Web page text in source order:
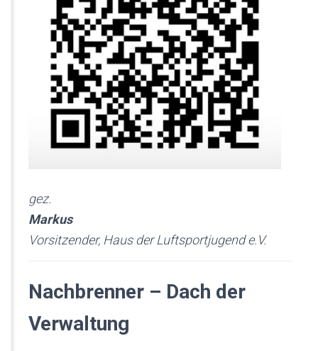
gez.
Markus
Vorsitzender, Haus der Luftsportjugend e.V.
Nachbrenner – Dach der
Verwaltung